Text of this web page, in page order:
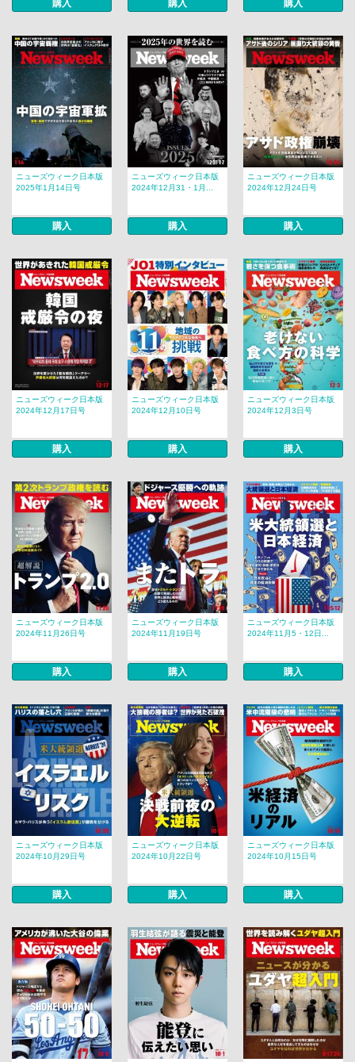
購入 購入 購入
ニューズウィーク日本版
2025年1月14日号
購入
ニューズウィーク日本版
2024年12月31・1月...
購入
ニューズウィーク日本版
2024年12月24日号
購入
ニューズウィーク日本版
2024年12月17日号
購入
ニューズウィーク日本版
2024年12月10日号
購入
ニューズウィーク日本版
2024年12月3日号
購入
ニューズウィーク日本版
2024年11月26日号
購入
ニューズウィーク日本版
2024年11月19日号
購入
ニューズウィーク日本版
2024年11月5・12日...
購入
ニューズウィーク日本版
2024年10月29日号
購入
ニューズウィーク日本版
2024年10月22日号
購入
ニューズウィーク日本版
2024年10月15日号
購入